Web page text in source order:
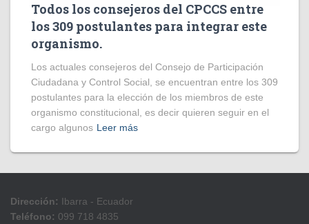
Todos los consejeros del CPCCS entre
los 309 postulantes para integrar este
organismo.
Los actuales consejeros del Consejo de Participación
Ciudadana y Control Social, se encuentran entre los 309
postulantes para la elección de los miembros de este
organismo constitucional, es decir quieren seguir en el
cargo algunos Leer más
Dirección: Ibarra - Ecuador
Teléfono: 099 718 4835